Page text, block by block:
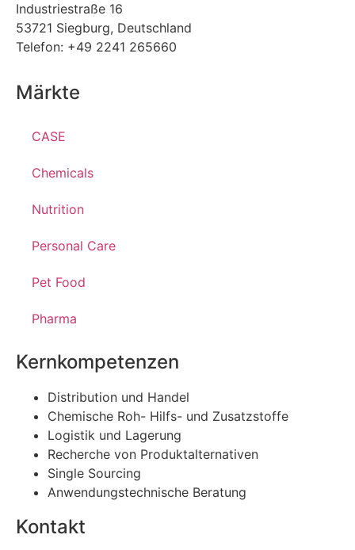
Industriestraße 16
53721 Siegburg, Deutschland
Telefon: +49 2241 265660
Märkte
CASE
Chemicals
Nutrition
Personal Care
Pet Food
Pharma
Kernkompetenzen
Distribution und Handel
Chemische Roh- Hilfs- und Zusatzstoffe
Logistik und Lagerung
Recherche von Produktalternativen
Single Sourcing
Anwendungstechnische Beratung
Kontakt